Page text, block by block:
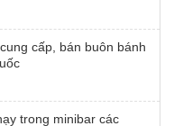
cấp, bán buôn bánh
trong minibar các